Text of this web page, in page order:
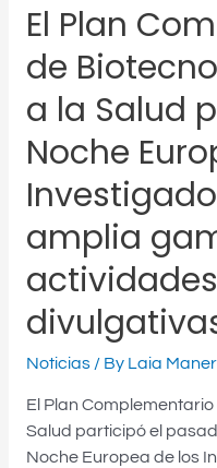
El Plan
de
a la Salud
Noche
amplia
Noticias/ By Laia
El Plan
Salud participó el
Noche Europea de los
Noche
de
los
Investigadores
con
amplia
gama
actividades
científicas
y
divulgativas